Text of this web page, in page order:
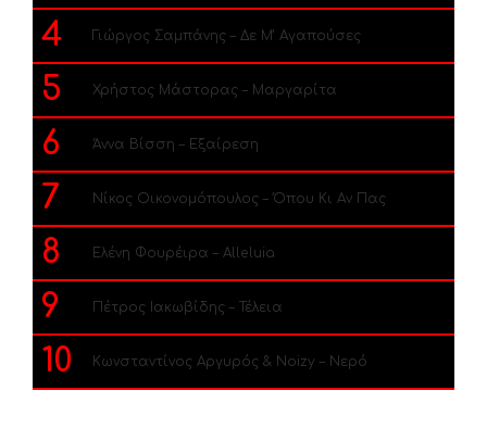
4 Γιώργος Σαμπάνης – Δε Μ’ Αγαπούσες
5 Χρήστος Μάστορας – Μαργαρίτα
6 Άννα Βίσση – Εξαίρεση
7 Νίκος Οικονομόπουλος – Όπου Κι Αν Πας
8 Ελένη Φουρέιρα – Alleluia
9 Πέτρος Ιακωβίδης – Τέλεια
10 Κωνσταντίνος Αργυρός & Noizy – Νερό